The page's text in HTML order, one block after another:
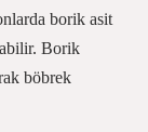
borik asit
Borik
böbrek